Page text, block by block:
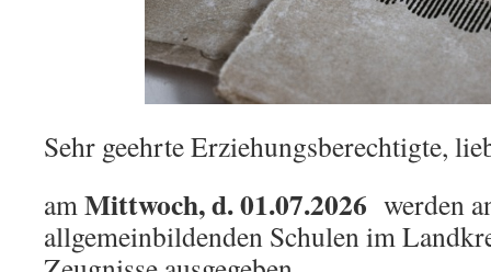
Sehr geehrte Erziehungsberechtigte,
amMittwoch, d. 01.07.2026 werden
allgemeinbildenden Schulen im